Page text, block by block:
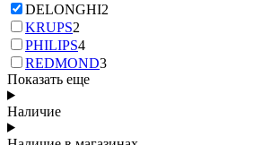
DELONGHI2
KRUPS2
PHILIPS4
REDMOND3
Показать еще
Наличие